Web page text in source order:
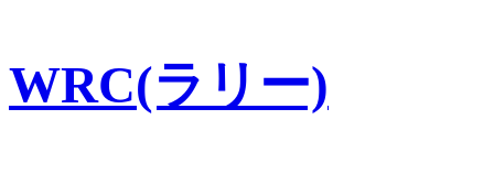
WRC(ラリー)